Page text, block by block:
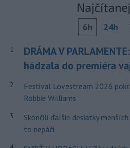
6h 24h
1
DRÁMA V
hádzala do premiéra
2
Festival Lovestream 2026
Robbie Williams
3
Skončili ďalšie desiatky
to nepáči